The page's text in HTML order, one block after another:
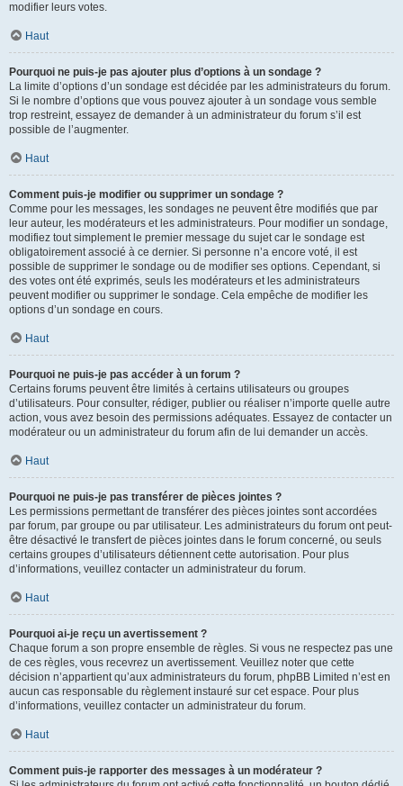
modifier leurs votes.
Haut
Pourquoi ne puis-je pas ajouter plus d’options à un sondage ?
La limite d’options d’un sondage est décidée par les administrateurs du forum.
Si le nombre d’options que vous pouvez ajouter à un sondage vous semble
trop restreint, essayez de demander à un administrateur du forum s’il est
possible de l’augmenter.
Haut
Comment puis-je modifier ou supprimer un sondage ?
Comme pour les messages, les sondages ne peuvent être modifiés que par
leur auteur, les modérateurs et les administrateurs. Pour modifier un sondage,
modifiez tout simplement le premier message du sujet car le sondage est
obligatoirement associé à ce dernier. Si personne n’a encore voté, il est
possible de supprimer le sondage ou de modifier ses options. Cependant, si
des votes ont été exprimés, seuls les modérateurs et les administrateurs
peuvent modifier ou supprimer le sondage. Cela empêche de modifier les
options d’un sondage en cours.
Haut
Pourquoi ne puis-je pas accéder à un forum ?
Certains forums peuvent être limités à certains utilisateurs ou groupes
d’utilisateurs. Pour consulter, rédiger, publier ou réaliser n’importe quelle autre
action, vous avez besoin des permissions adéquates. Essayez de contacter un
modérateur ou un administrateur du forum afin de lui demander un accès.
Haut
Pourquoi ne puis-je pas transférer de pièces jointes ?
Les permissions permettant de transférer des pièces jointes sont accordées
par forum, par groupe ou par utilisateur. Les administrateurs du forum ont peut-
être désactivé le transfert de pièces jointes dans le forum concerné, ou seuls
certains groupes d’utilisateurs détiennent cette autorisation. Pour plus
d’informations, veuillez contacter un administrateur du forum.
Haut
Pourquoi ai-je reçu un avertissement ?
Chaque forum a son propre ensemble de règles. Si vous ne respectez pas une
de ces règles, vous recevrez un avertissement. Veuillez noter que cette
décision n’appartient qu’aux administrateurs du forum, phpBB Limited n’est en
aucun cas responsable du règlement instauré sur cet espace. Pour plus
d’informations, veuillez contacter un administrateur du forum.
Haut
Comment puis-je rapporter des messages à un modérateur ?